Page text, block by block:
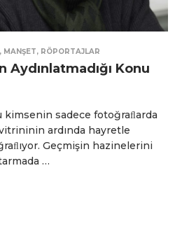
, MANŞET, RÖPORTAJLAR
Aydınlatmadığı Konu
kimsenin sadece fotoğraﬂarda
ardında hayretle
Geçmişin hazinelerini
…